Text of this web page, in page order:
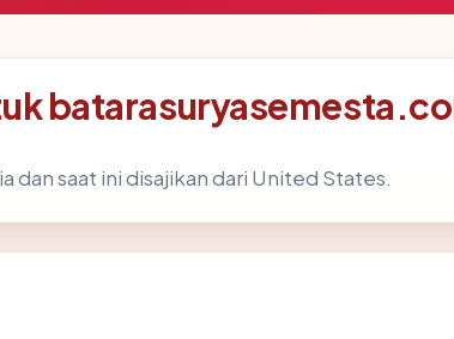
dan saat ini disajikan dari United States.